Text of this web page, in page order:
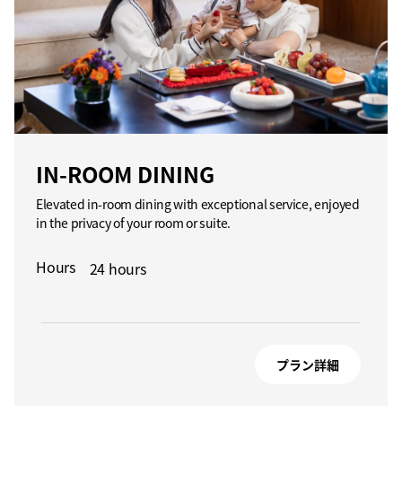
IN-ROOM DINING
Elevated in-room dining with exceptional service, enjoyed
in the privacy of your room or suite.
Hours 24 hours
プラン詳細